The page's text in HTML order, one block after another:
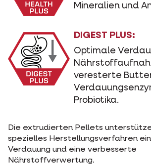
Mineralien und
DIGEST PLUS:
Optimale
veresterte
Probiotika.
Die extrudierten Pellets
spezielles Herstellungsverfahren
Verdauung und eine verbesserte
Nährstoffverwertung.